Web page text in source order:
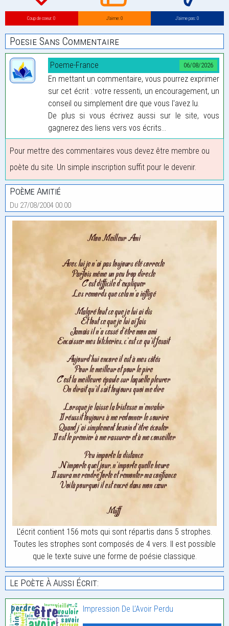
Coup de coeur: 0 J’aime: 0 J’aime pas: 0
Poesie Sans Commentaire
06/08/2026
Poeme-France
En mettant un commentaire, vous pourrez exprimer
sur cet écrit : votre ressenti, un encouragement, un
conseil ou simplement dire que vous l'avez lu.
De plus si vous écrivez aussi sur le site, vous
gagnerez des liens vers vos écrits...
Pour mettre des commentaires vous devez être membre ou
poète du site. Un simple inscription suffit pour le devenir.
Poème Amitié
Du 27/08/2004 00:00
L'écrit contient 156 mots qui sont répartis dans 5 strophes.
Toutes les strophes sont composés de 4 vers. Il est possible
que le texte suive une forme de poésie classique.
Le Poète À Aussi Écrit:
Impression De L’Avoir Perdu